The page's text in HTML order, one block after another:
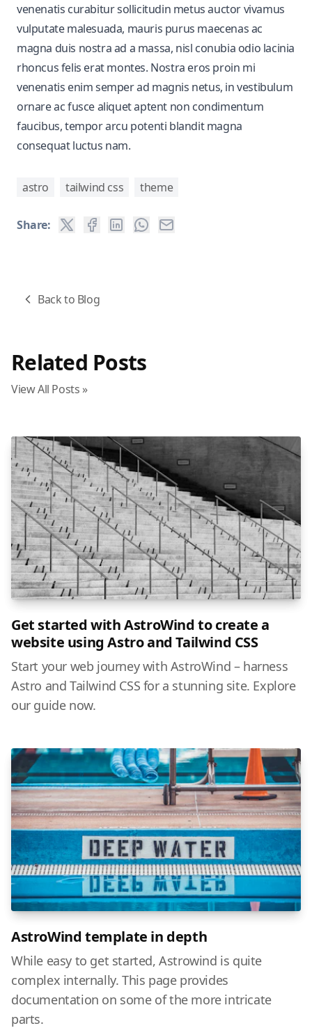
venenatis curabitur sollicitudin metus auctor vivamus
vulputate malesuada, mauris purus maecenas ac
magna duis nostra ad a massa, nisl conubia odio lacinia
rhoncus felis erat montes. Nostra eros proin mi
venenatis enim semper ad magnis netus, in vestibulum
ornare ac fusce aliquet aptent non condimentum
faucibus, tempor arcu potenti blandit magna
consequat luctus nam.
astro tailwind css theme
Share:
Back to Blog
Related Posts
View All Posts »
Get started with AstroWind to create a
website using Astro and Tailwind CSS
Start your web journey with AstroWind – harness
Astro and Tailwind CSS for a stunning site. Explore
our guide now.
AstroWind template in depth
While easy to get started, Astrowind is quite
complex internally. This page provides
documentation on some of the more intricate
parts.